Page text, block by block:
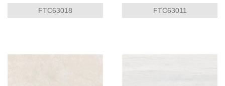
FTC63018 FTC63011